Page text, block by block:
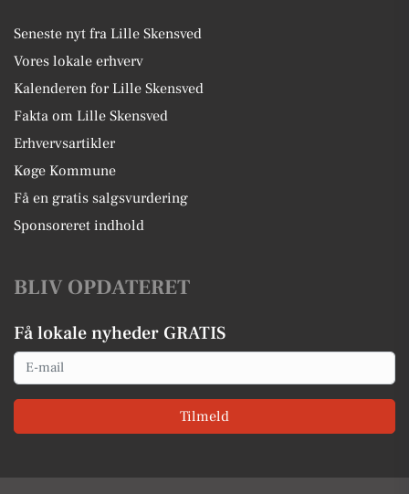
Seneste nyt fra Lille Skensved
Vores lokale erhverv
Kalenderen for Lille Skensved
Fakta om Lille Skensved
Erhvervsartikler
Køge Kommune
Få en gratis salgsvurdering
Sponsoreret indhold
BLIV OPDATERET
Få lokale nyheder GRATIS
Email
Tilmeld